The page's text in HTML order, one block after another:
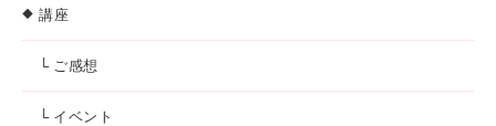
講座
└ ご感想
└ イベント